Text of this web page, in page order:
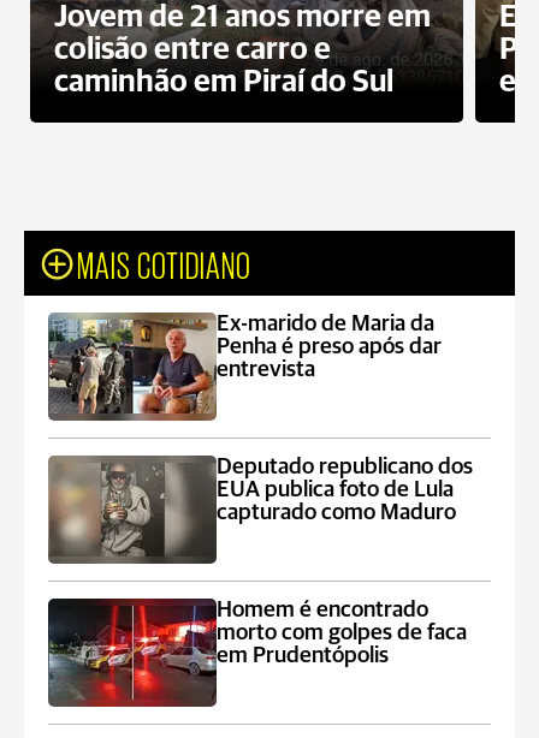
Jovem de 21 anos morre em
colisão entre carro e
caminhão em Piraí do Sul
MAIS COTIDIANO
Ex-marido de Maria da
Penha é preso após dar
entrevista
Deputado republicano dos
EUA publica foto de Lula
capturado como Maduro
Homem é encontrado
morto com golpes de faca
em Prudentópolis